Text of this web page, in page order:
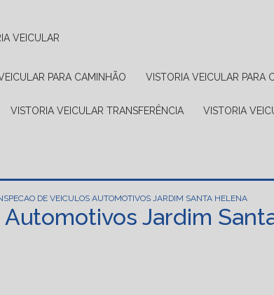
VEICULAR
VEICULAR PARA CAMINHÃO VISTORIA VEICULAR PARA
VISTORIA VEICULAR TRANSFERÊNCIA VISTORIA
DE VEICULOS AUTOMOTIVOS JARDIM SANTA HELENA
Jardim